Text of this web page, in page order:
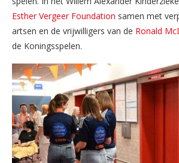
Esther Vergeer Foundation samen met
artsen en de vrijwilligers van de Ronald
de Koningsspelen.